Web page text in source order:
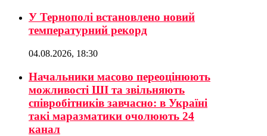
У Тернополі встановлено новий
температурний рекорд
04.08.2026, 18:30
Начальники масово переоцінюють
можливості ШІ та звільняють
співробітників завчасно: в Україні
такі маразматики очолюють 24
канал